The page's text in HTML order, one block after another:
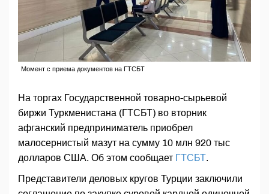
Момент с приема документов на ГТСБТ
На торгах Государственной товарно-сырьевой
биржи Туркменистана (ГТСБТ) во вторник
афганский предприниматель приобрел
малосернистый мазут на сумму 10 млн 920 тыс
долларов США. Об этом сообщает ГТСБТ.
Представители деловых кругов Турции заключили